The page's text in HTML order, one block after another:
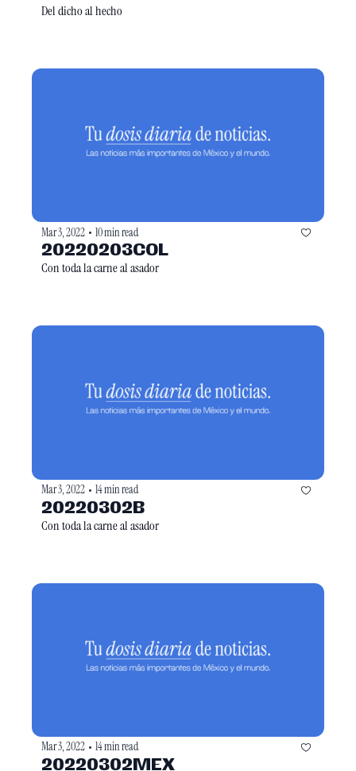
Del dicho al hecho
Mar 3, 2022 • 10 min read
20220203COL
Con toda la carne al asador
Mar 3, 2022 • 14 min read
20220302B
Con toda la carne al asador
Mar 3, 2022 • 14 min read
20220302MEX